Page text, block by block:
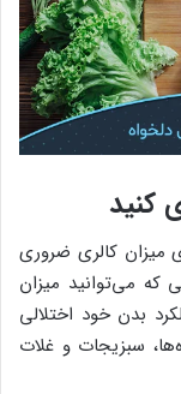
میزان کالری ضروری
که می‌توانید میزان
بدن خود اختلالی
سبزیجات و غلات